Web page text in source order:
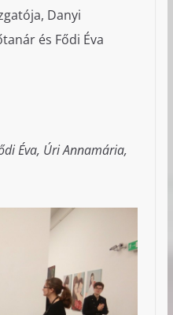
Danyi
és Fődi Éva
Éva, Úri Annamária,